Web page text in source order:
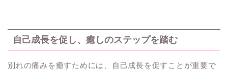
自己成長を促し、癒しのステップを踏む
別れの痛みを癒すためには、自己成長を促すことが重要で